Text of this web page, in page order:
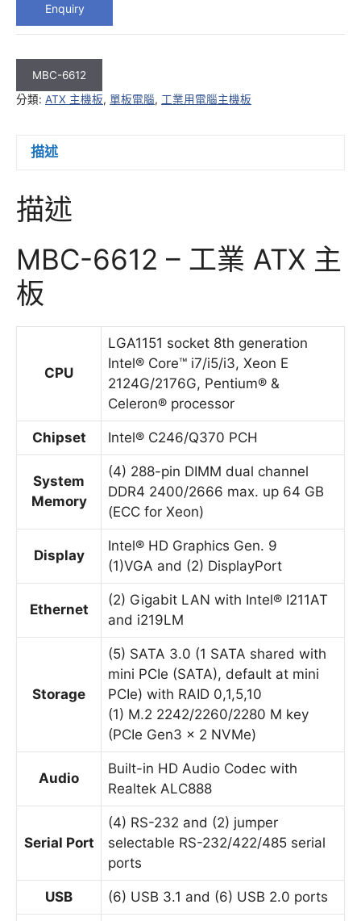
Enquiry
MBC-6612
分類: ATX 主機板, 單板電腦, 工業用電腦主機板
描述
描述
MBC-6612 – 工業 ATX 主
板
CPU
LGA1151 socket 8th generation
Intel® Core™ i7/i5/i3, Xeon E
2124G/2176G, Pentium® &
Celeron® processor
Chipset Intel® C246/Q370 PCH
System
Memory
(4) 288-pin DIMM dual channel
DDR4 2400/2666 max. up 64 GB
(ECC for Xeon)
Display
Intel® HD Graphics Gen. 9
(1)VGA and (2) DisplayPort
Ethernet
(2) Gigabit LAN with Intel® I211AT
and i219LM
Storage
(5) SATA 3.0 (1 SATA shared with
mini PCIe (SATA), default at mini
PCIe) with RAID 0,1,5,10
(1) M.2 2242/2260/2280 M key
(PCIe Gen3 x 2 NVMe)
Audio
Built-in HD Audio Codec with
Realtek ALC888
Serial Port
(4) RS-232 and (2) jumper
selectable RS-232/422/485 serial
ports
USB (6) USB 3.1 and (6) USB 2.0 ports